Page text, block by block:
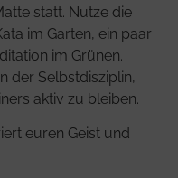
statt. Nutze die
im Garten, ein paar
im Grünen.
der Selbstdisziplin,
aktiv zu bleiben.
euren Geist und